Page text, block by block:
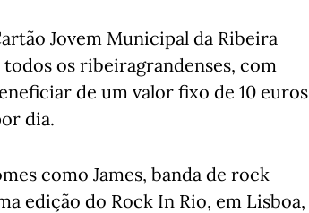
Jovem Municipal da Ribeira
os ribeiragrandenses, com
de um valor fixo de 10 euros
dia.
como James, banda de rock
edição do Rock In Rio, em Lisboa,